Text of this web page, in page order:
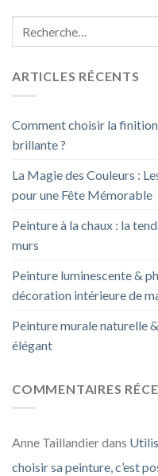
ARTICLES RÉCENTS
Comment choisir la
brillante ?
La Magie des Couleurs :
pour une Fête Mémorable
Peinture à la chaux : la
murs
Peinture luminescente &
décoration intérieure de
Peinture murale naturelle
élégant
COMMENTAIRES
Anne Taillandierdans
choisir sa peinture, c’est